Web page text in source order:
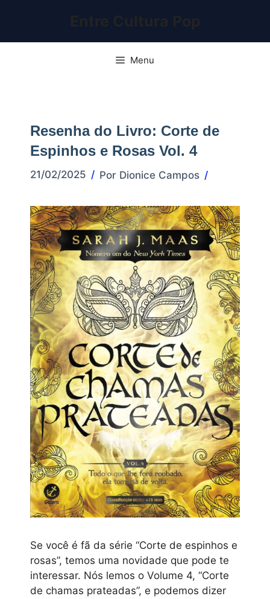
Menu
Resenha do Livro: Corte de
Espinhos e Rosas Vol. 4
21/02/2025 Por Dionice Campos
Se você é fã da série “Corte de espinhos e
rosas”, temos uma novidade que pode te
interessar. Nós lemos o Volume 4, “Corte
de chamas prateadas”, e podemos dizer